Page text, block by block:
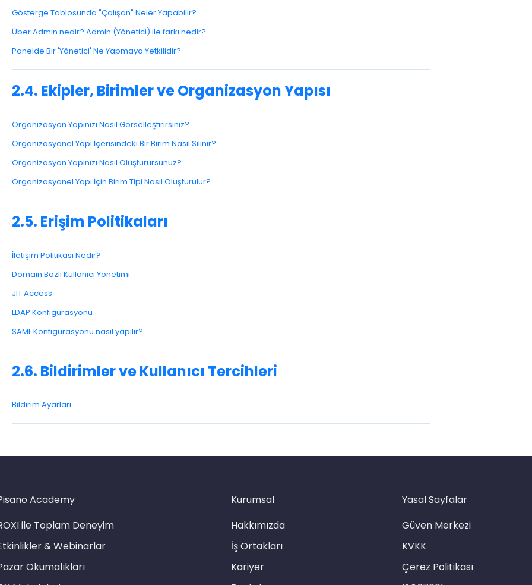
Gösterge Tablosunda "Çalışan" Neler Yapabilir?
Über Admin nedir? Admin (Yönetici) ile farkı nedir?
Panelde Bir 'Yönetici' Ne Yapmaya Yetkilidir?
2.4. Ekipler, Birimler ve Organizasyon Yapısı
Organizasyon Yapınızı Nasıl Görselleştirirsiniz?
Organizasyonel Yapı İçerisindeki Bir Birim Nasıl Silinir?
Organizasyon Yapınızı Nasıl Oluşturursunuz?
Organizasyonel Yapı İçin Birim Tipi Nasıl Oluşturulur?
2.5. Erişim Politikaları
İletişim Politikası Nedir?
Domain Bazlı Kullanıcı Yönetimi
JIT Access
LDAP Konfigürasyonu
SAML Konfigürasyonu nasıl yapılır?
2.6. Bildirimler ve Kullanıcı Tercihleri
Bildirim Ayarları
Academy
ile Toplam Deneyim
& Webinarlar
Okumalıkları
Kurumsal
Hakkımızda
İş Ortakları
Kariyer
Yasal Sayfalar
Güven Merkezi
KVKK
Çerez Politikası